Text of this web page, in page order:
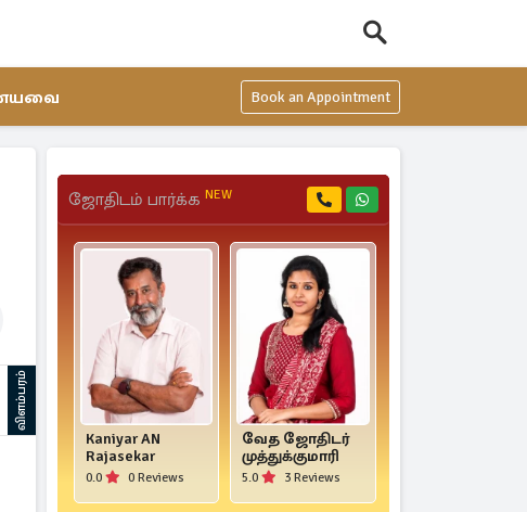
Book an Appointment
விளம்பரம்
ஜோதிடம் பார்க்க NEW
Kaniyar AN
Rajasekar
0.0 0 Reviews
வேத ஜோதிடர்
முத்துக்குமாரி
5.0 3 Reviews